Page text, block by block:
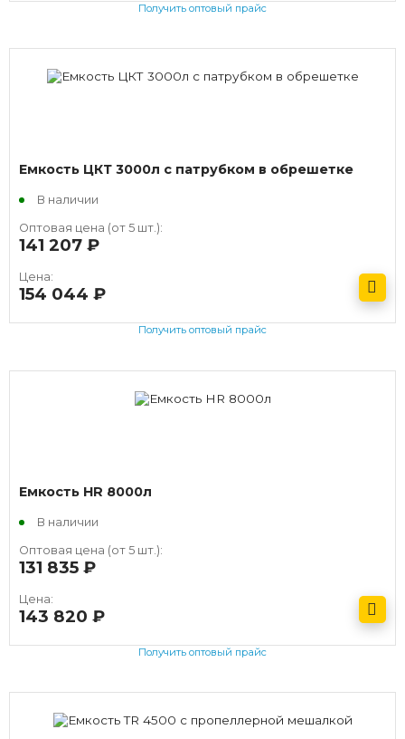
Получить оптовый прайс
Емкость ЦКТ 3000л с патрубком в обрешетке
В наличии
Оптовая цена (от 5 шт.):
141 207
Цена:
154 044
Получить оптовый прайс
Емкость HR 8000л
В наличии
Оптовая цена (от 5 шт.):
131 835
Цена:
143 820
Получить оптовый прайс